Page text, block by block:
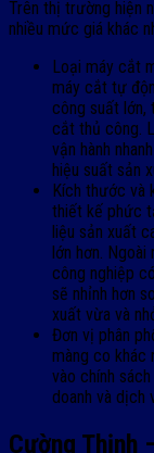
Trên thị trường hiện
nhiều mức giá khác
Loại máy cắt
máy cắt tự
công suất lớn,
cắt thủ công.
vận hành
hiệu suất sản
Kích thước và
thiết kế phức
liệu sản xuất
lớn hơn.
công nghiệp
sẽ nhỉnh hơn
xuất vừa và
Đơn vị phân
màng co khác
vào chính
doanh và dịch
Cường Thịnh